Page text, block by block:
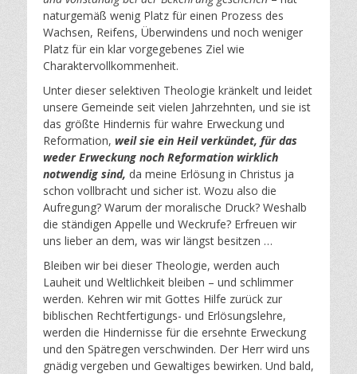
naturgemäß wenig Platz für einen Prozess des
Wachsen, Reifens, Überwindens und noch weniger
Platz für ein klar vorgegebenes Ziel wie
Charaktervollkommenheit.
Unter dieser selektiven Theologie kränkelt und leidet
unsere Gemeinde seit vielen Jahrzehnten, und sie ist
das größte Hindernis für wahre Erweckung und
Reformation, weil sie ein Heil verkündet, für das
weder Erweckung noch Reformation wirklich
notwendig sind, da meine Erlösung in Christus ja
schon vollbracht und sicher ist. Wozu also die
Aufregung? Warum der moralische Druck? Weshalb
die ständigen Appelle und Weckrufe? Erfreuen wir
uns lieber an dem, was wir längst besitzen …
Bleiben wir bei dieser Theologie, werden auch
Lauheit und Weltlichkeit bleiben – und schlimmer
werden. Kehren wir mit Gottes Hilfe zurück zur
biblischen Rechtfertigungs- und Erlösungslehre,
werden die Hindernisse für die ersehnte Erweckung
und den Spätregen verschwinden. Der Herr wird uns
gnädig vergeben und Gewaltiges bewirken. Und bald,